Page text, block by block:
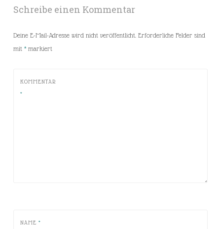
Schreibe einen Kommentar
Deine E-Mail-Adresse wird nicht veröffentlicht. Erforderliche Felder sind
mit *markiert
KOMMENTAR
*
NAME *